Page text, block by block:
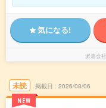
気になる!
派遣会社
未読
NEW
掲載日 2026/08/06